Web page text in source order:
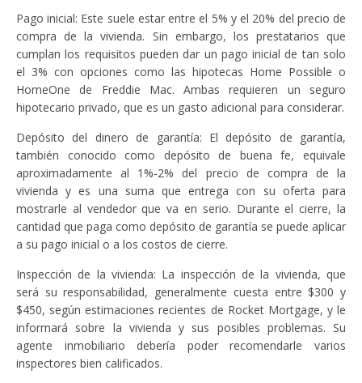
Pago inicial: Este suele estar entre el 5% y el 20% del precio de
compra de la vivienda. Sin embargo, los prestatarios que
cumplan los requisitos pueden dar un pago inicial de tan solo
el 3% con opciones como las hipotecas Home Possible o
HomeOne de Freddie Mac. Ambas requieren un seguro
hipotecario privado, que es un gasto adicional para considerar.
Depósito del dinero de garantía: El depósito de garantía,
también conocido como depósito de buena fe, equivale
aproximadamente al 1%-2% del precio de compra de la
vivienda y es una suma que entrega con su oferta para
mostrarle al vendedor que va en serio. Durante el cierre, la
cantidad que paga como depósito de garantía se puede aplicar
a su pago inicial o a los costos de cierre.
Inspección de la vivienda: La inspección de la vivienda, que
será su responsabilidad, generalmente cuesta entre $300 y
$450, según estimaciones recientes de Rocket Mortgage, y le
informará sobre la vivienda y sus posibles problemas. Su
agente inmobiliario debería poder recomendarle varios
inspectores bien calificados.